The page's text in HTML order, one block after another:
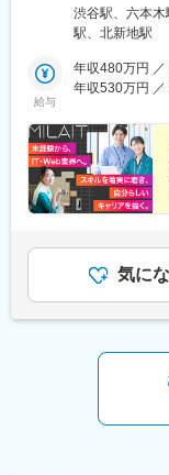
プロジェクト先
勤なし、Uター
各線「渋谷駅」
3分・大阪支社
市線「北新地
渋谷駅、六本
駅、北新地駅
給与
年収480万円 ／
年収530万円 ／
気に